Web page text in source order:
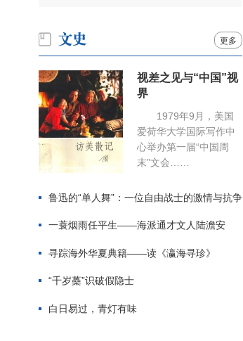
更多
视差之见与“中国”视
界
1979年9月，美国
爱荷华大学国际写作中
心举办第一届“中国周
末”文会……
鲁迅的“单人舞”：一位自由战士的激情与抗争
一蓑烟雨任平生——海派通才文人陆澹安
寻踪海外华夏典籍——读《瀛海寻珍》
“千岁蘽”识破假隐士
白日易过，青灯有味